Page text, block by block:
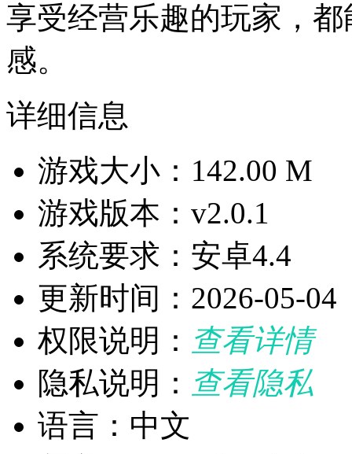
享受经营乐趣的玩家，
感。
详细信息
游戏大小：142.00 M
游戏版本：v2.0.1
系统要求：安卓4.4
更新时间：2026-05-04
权限说明： 查看详情
隐私说明： 查看隐私
语言：中文